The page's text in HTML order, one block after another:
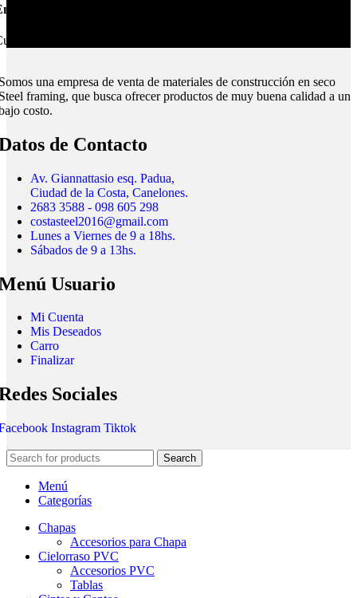
Montevideo e Interior.
todo el país.
una empresa de venta de materiales de construcción en seco
framing, que busca ofrecer productos de muy buena calidad a un
costo.
de Contacto
Av. Giannattasio esq. Padua,
Ciudad de la Costa, Canelones.
2683 3588 - 098 605 298
costasteel2016@gmail.com
Lunes a Viernes de 9 a 18hs.
Sábados de 9 a 13hs.
Usuario
Mi Cuenta
Mis Deseados
Carro
Finalizar
Sociales
Instagram Tiktok
Search
Menú
Categorías
Chapas
Accesorios para Chapa
Cielorraso PVC
Accesorios PVC
Tablas